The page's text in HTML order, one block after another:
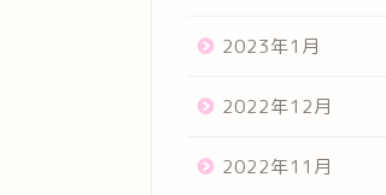
2023年1月
2022年12月
2022年11月